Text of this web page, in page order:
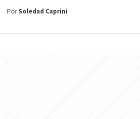
PorSoledad Caprini